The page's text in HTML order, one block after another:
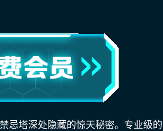
忌塔深处隐藏的惊天秘密。专业级的